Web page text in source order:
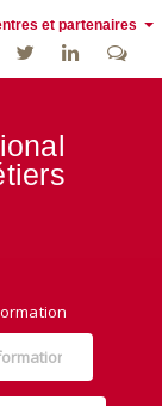
et partenaires